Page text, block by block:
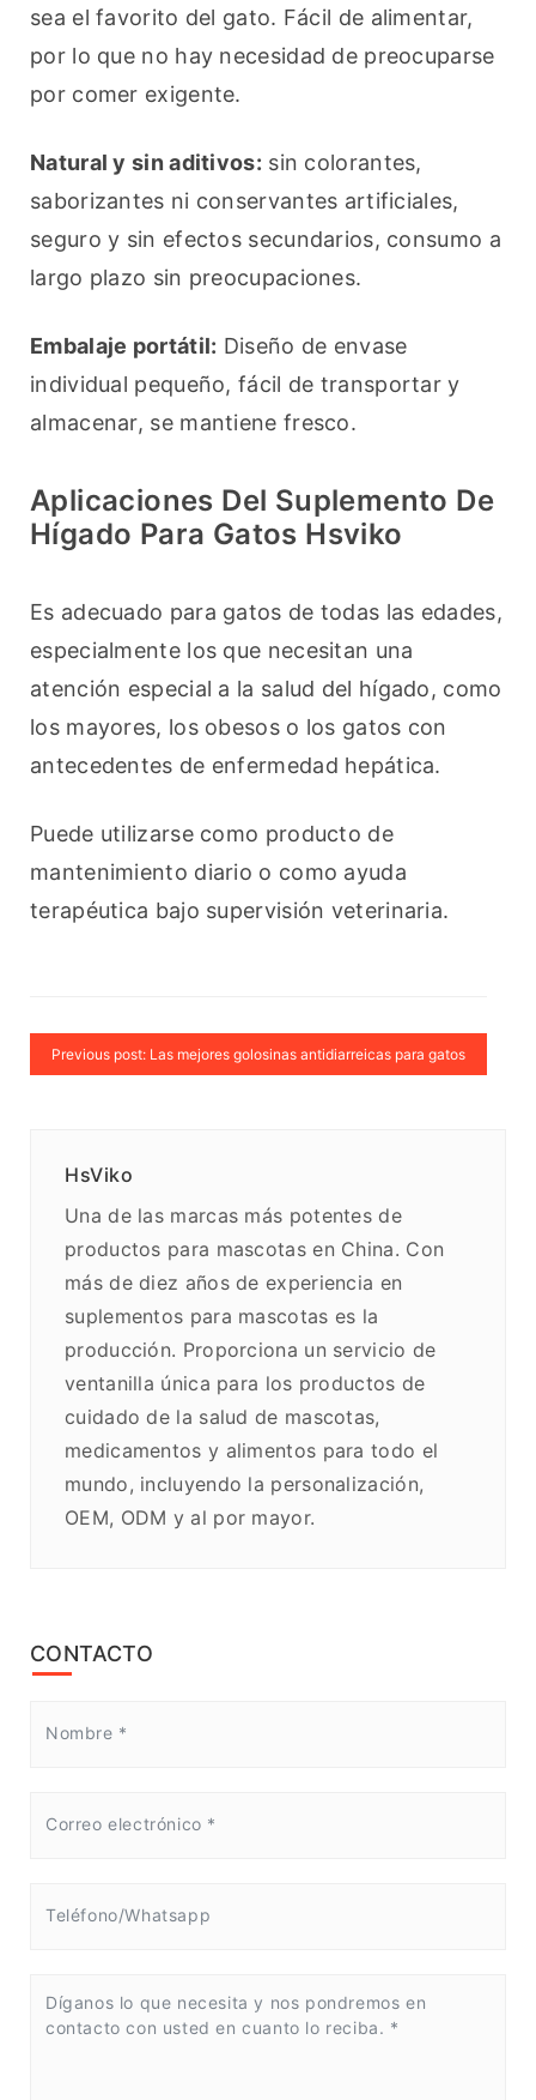
sea el favorito del gato. Fácil de alimentar,
por lo que no hay necesidad de preocuparse
por comer exigente.
Natural y sin aditivos: sin colorantes,
saborizantes ni conservantes artificiales,
seguro y sin efectos secundarios, consumo a
largo plazo sin preocupaciones.
Embalaje portátil: Diseño de envase
individual pequeño, fácil de transportar y
almacenar, se mantiene fresco.
Aplicaciones Del Suplemento De
Hígado Para Gatos Hsviko
Es adecuado para gatos de todas las edades,
especialmente los que necesitan una
atención especial a la salud del hígado, como
los mayores, los obesos o los gatos con
antecedentes de enfermedad hepática.
Puede utilizarse como producto de
mantenimiento diario o como ayuda
terapéutica bajo supervisión veterinaria.
Previous post: Las mejores golosinas antidiarreicas para gatos
HsViko
Una de las marcas más potentes de
productos para mascotas en China. Con
más de diez años de experiencia en
suplementos para mascotas es la
producción. Proporciona un servicio de
ventanilla única para los productos de
cuidado de la salud de mascotas,
medicamentos y alimentos para todo el
mundo, incluyendo la personalización,
OEM, ODM y al por mayor.
CONTACTO